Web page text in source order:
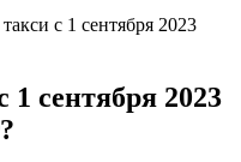
с 1 сентября 2023
сентября 2023